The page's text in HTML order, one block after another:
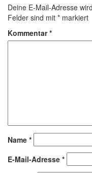
Deine E-Mail-Adresse
Felder sind mit * markiert
Kommentar*
Name *
E-Mail-Adresse *